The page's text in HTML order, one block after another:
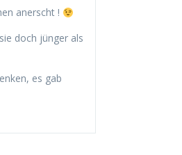
anerscht !
doch jünger als
es gab